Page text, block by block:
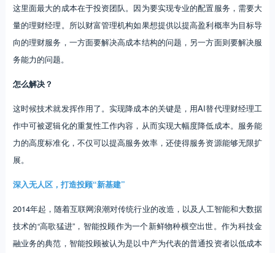
这里面最大的成本在于投资团队。因为要实现专业的配置服务，需要大
量的理财经理。所以财富管理机构如果想提供以提高盈利概率为目标导
向的理财服务，一方面要解决高成本结构的问题，另一方面则要解决服
务能力的问题。
怎么解决？
这时候技术就发挥作用了。实现降成本的关键是，用AI替代理财经理工
作中可被逻辑化的重复性工作内容，从而实现大幅度降低成本。服务能
力的高度标准化，不仅可以提高服务效率，还使得服务资源能够无限扩
展。
深入无人区，打造投顾“新基建”
2014年起，随着互联网浪潮对传统行业的改造，以及人工智能和大数据
技术的“高歌猛进”，智能投顾作为一个新鲜物种横空出世。作为科技金
融业务的典范，智能投顾被认为是以中产为代表的普通投资者以低成本